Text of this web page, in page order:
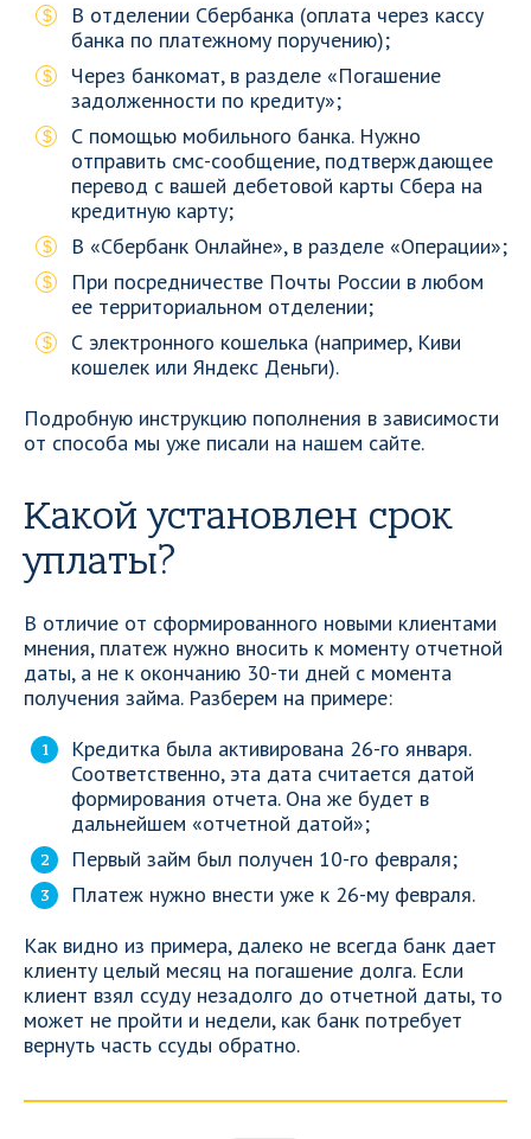
В отделении Сбербанка (оплата через кассу
банка по платежному поручению);
Через банкомат, в разделе «Погашение
задолженности по кредиту»;
С помощью мобильного банка. Нужно
отправить смс-сообщение, подтверждающее
перевод с вашей дебетовой карты Сбера на
кредитную карту;
В «Сбербанк Онлайне», в разделе «Операции»;
При посредничестве Почты России в любом
ее территориальном отделении;
С электронного кошелька (например, Киви
кошелек или Яндекс Деньги).
Подробную инструкцию пополнения в зависимости
от способа мы уже писали на нашем сайте.
Какой установлен срок
уплаты?
В отличие от сформированного новыми клиентами
мнения, платеж нужно вносить к моменту отчетной
даты, а не к окончанию 30-ти дней с момента
получения займа. Разберем на примере:
Кредитка была активирована 26-го января.
Соответственно, эта дата считается датой
формирования отчета. Она же будет в
дальнейшем «отчетной датой»;
Первый займ был получен 10-го февраля;
Платеж нужно внести уже к 26-му февраля.
Как видно из примера, далеко не всегда банк дает
клиенту целый месяц на погашение долга. Если
клиент взял ссуду незадолго до отчетной даты, то
может не пройти и недели, как банк потребует
вернуть часть ссуды обратно.